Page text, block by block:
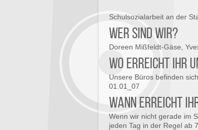
Schulsozialarbeit an der
Wer sind wir?
Doreen Mißfeldt-Gäse,
Wo erreicht ihr
Unsere Büros befinden
01.01_07
Wann erreicht
Wenn wir nicht gerade im
jeden Tag in der Regel ab